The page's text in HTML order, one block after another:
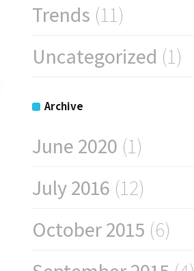
Trends (11)
Uncategorized (1)
Archive
June 2020 (1)
July 2016 (12)
October 2015 (6)